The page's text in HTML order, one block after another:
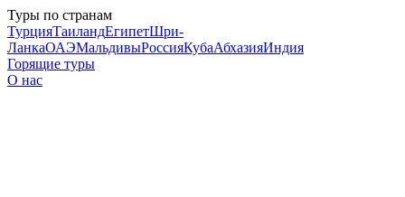
Туры по странам
ТурцияТаиландЕгипетШри-
ЛанкаОАЭМальдивыРоссияКубаАбхазияИндия
Горящие туры
О нас